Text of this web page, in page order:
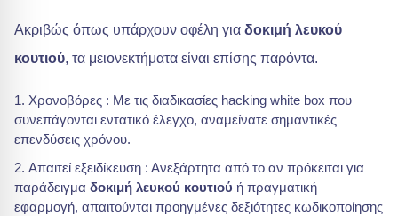
Ακριβώς όπως υπάρχουν οφέλη για δοκιμή λευκού
κουτιού, τα μειονεκτήματα είναι επίσης παρόντα.
Χρονοβόρες : Με τις διαδικασίες hacking white box που
συνεπάγονται εντατικό έλεγχο, αναμείνατε σημαντικές
επενδύσεις χρόνου.
Απαιτεί εξειδίκευση : Ανεξάρτητα από το αν πρόκειται για
παράδειγμα δοκιμή λευκού κουτιού ή πραγματική
εφαρμογή, απαιτούνται προηγμένες δεξιότητες κωδικοποίησης